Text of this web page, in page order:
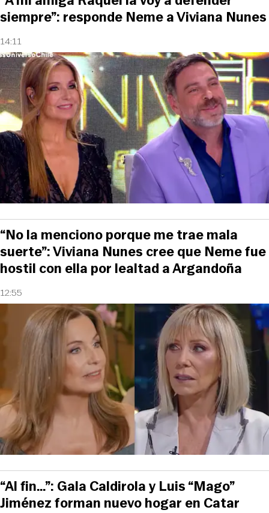
14:11
siempre”: responde Neme a Viviana Nunes
12:55
“No la menciono porque me trae mala
suerte”: Viviana Nunes cree que Neme fue
hostil con ella por lealtad a Argandoña
“Al fin…”: Gala Caldirola y Luis “Mago”
Jiménez forman nuevo hogar en Catar